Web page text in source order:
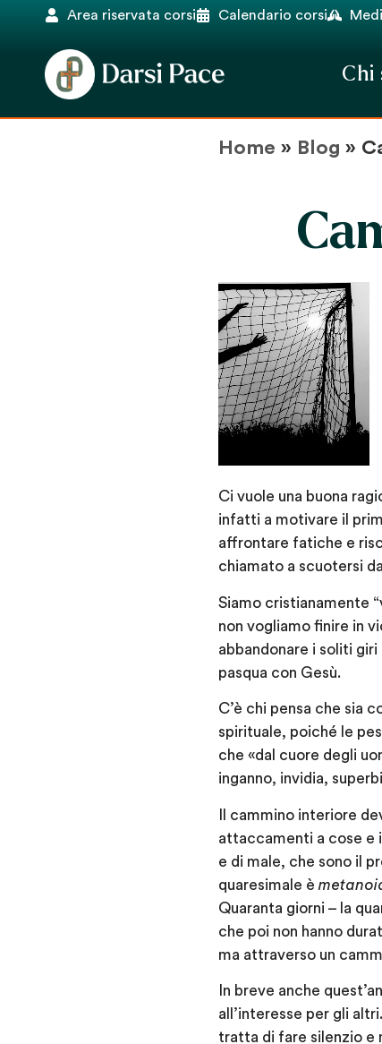
Area riservata corsi Calendario corsi
Chi
Home » Blog »
Ci vuole una buona
infatti a motivare il
affrontare fatiche e
chiamato a scuotersi
Siamo cristianamente
non vogliamo finire in
abbandonare i soliti
pasqua con Gesù.
C’è chi pensa che sia
spirituale, poiché le
che «dal cuore degli
inganno, invidia,
Il cammino interiore
attaccamenti a cose e
e di male, che sono il
quaresimale è
Quaranta giorni – la
che poi non hanno
ma attraverso un
In breve anche
all’interesse per gli
tratta di fare silenzio e